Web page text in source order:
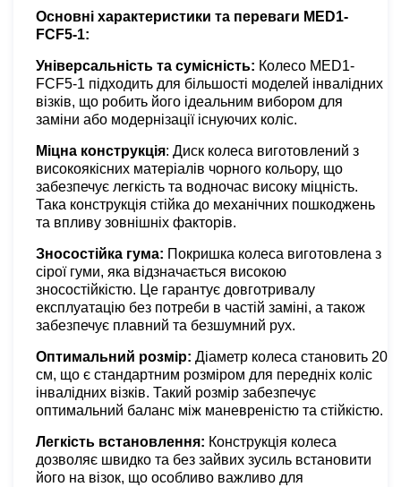
Основні характеристики та переваги MED1-
FCF5-1:
Універсальність та сумісність: Колесо MED1-
FCF5-1 підходить для більшості моделей інвалідних
візків, що робить його ідеальним вибором для
заміни або модернізації існуючих коліс.
Міцна конструкція: Диск колеса виготовлений з
високоякісних матеріалів чорного кольору, що
забезпечує легкість та водночас високу міцність.
Така конструкція стійка до механічних пошкоджень
та впливу зовнішніх факторів.
Зносостійка гума: Покришка колеса виготовлена з
сірої гуми, яка відзначається високою
зносостійкістю. Це гарантує довготривалу
експлуатацію без потреби в частій заміні, а також
забезпечує плавний та безшумний рух.
Оптимальний розмір: Діаметр колеса становить 20
см, що є стандартним розміром для передніх коліс
інвалідних візків. Такий розмір забезпечує
оптимальний баланс між маневреністю та стійкістю.
Легкість встановлення: Конструкція колеса
дозволяє швидко та без зайвих зусиль встановити
його на візок, що особливо важливо для